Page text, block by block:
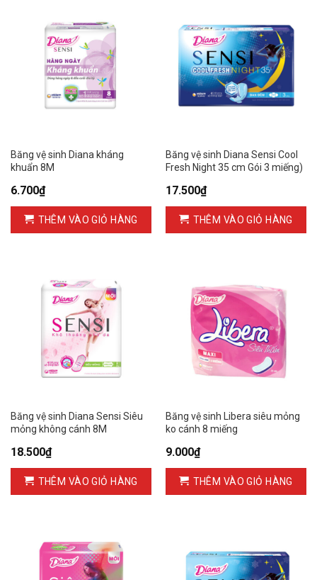
Băng vệ sinh Diana kháng
khuẩn 8M
6.700₫
THÊM VÀO GIỎ HÀNG
Băng vệ sinh Diana Sensi Cool
Fresh Night 35 cm Gói 3 miếng)
17.500₫
THÊM VÀO GIỎ HÀNG
Băng vệ sinh Diana Sensi Siêu
mỏng không cánh 8M
18.500₫
THÊM VÀO GIỎ HÀNG
Băng vệ sinh Libera siêu mỏng
ko cánh 8 miếng
9.000₫
THÊM VÀO GIỎ HÀNG